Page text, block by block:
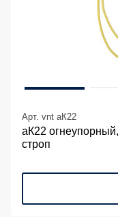
Арт. vnt aК22
аК22
строп